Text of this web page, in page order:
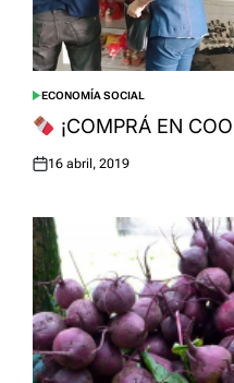
POSTED
IN
ECONOMÍA SOCIAL
¡COMPRÁ EN
Posted
16 abril, 2019